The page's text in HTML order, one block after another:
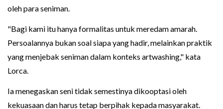
oleh para seniman.
"Bagi kami itu hanya formalitas untuk meredam amarah.
Persoalannya bukan soal siapa yang hadir, melainkan praktik
yang menjebak seniman dalam konteks artwashing," kata
Lorca.
Ia menegaskan seni tidak semestinya dikooptasi oleh
kekuasaan dan harus tetap berpihak kepada masyarakat.